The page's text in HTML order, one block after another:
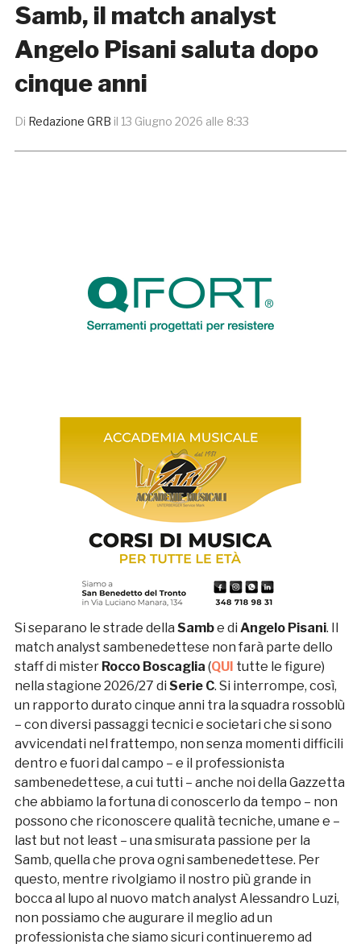
Samb, il match analyst
Angelo Pisani saluta dopo
cinque anni
Di Redazione GRB il 13 Giugno 2026 alle 8:33
Si separano le strade della Sambe di Angelo Pisani. Il
match analyst sambenedettese non farà parte dello
staff di mister Rocco Boscaglia (QUI tutte le figure)
nella stagione 2026/27 di Serie C. Si interrompe, così,
un rapporto durato cinque anni tra la squadra rossoblù
– con diversi passaggi tecnici e societari che si sono
avvicendati nel frattempo, non senza momenti difficili
dentro e fuori dal campo – e il professionista
sambenedettese, a cui tutti – anche noi della Gazzetta
che abbiamo la fortuna di conoscerlo da tempo – non
possono che riconoscere qualità tecniche, umane e –
last but not least – una smisurata passione per la
Samb, quella che prova ogni sambenedettese. Per
questo, mentre rivolgiamo il nostro più grande in
bocca al lupo al nuovo match analyst Alessandro Luzi,
non possiamo che augurare il meglio ad un
professionista che siamo sicuri continueremo ad